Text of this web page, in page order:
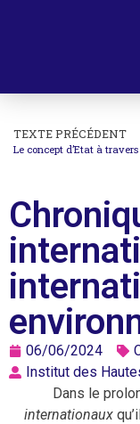
TEXTE PRÉCÉDENT
06/06/2024
Institut des
Dans le
internationaux